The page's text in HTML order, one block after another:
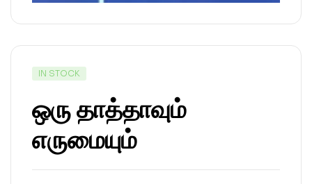
IN STOCK
ஒரு தாத்தாவும்
எருமையும்